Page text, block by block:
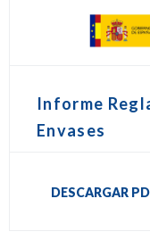
Informe
Envases
DESCARGAR